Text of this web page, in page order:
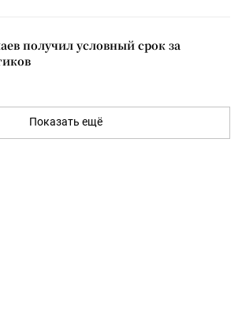
получил условный срок за
Показать ещё